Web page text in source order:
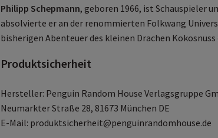
Philipp Schepmann, geboren 1966, ist Schauspieler
absolvierte er an der renommierten Folkwang
bisherigen Abenteuer des kleinen Drachen Kokosnuss
Produktsicherheit
Hersteller: Penguin Random House Verlagsgruppe
Neumarkter Straße 28, 81673 München DE
E-Mail: produktsicherheit@penguinrandomhouse.de